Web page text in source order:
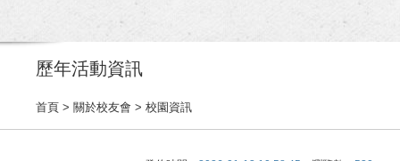
歷年活動資訊
首頁 > 關於校友會 > 校園資訊